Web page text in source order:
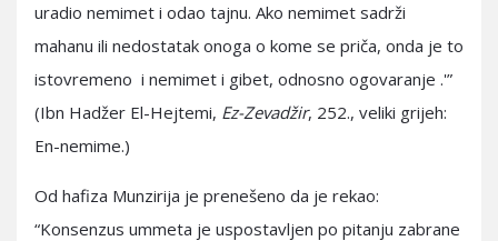
uradio nemimet i odao tajnu. Ako nemimet sadrži
mahanu ili nedostatak onoga o kome se priča, onda je to
istovremeno i nemimet i gibet, odnosno ogovaranje .'”
(Ibn Hadžer El-Hejtemi, Ez-Zevadžir, 252., veliki grijeh:
En-nemime.)
Od hafiza Munzirija je prenešeno da je rekao:
“Konsenzus ummeta je uspostavljen po pitanju zabrane